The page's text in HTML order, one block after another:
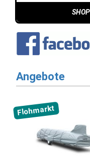
SHOP
Angebote
Flohmarkt